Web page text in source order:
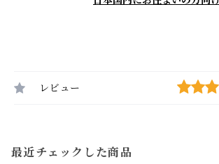
レビュー
最近チェックした商品